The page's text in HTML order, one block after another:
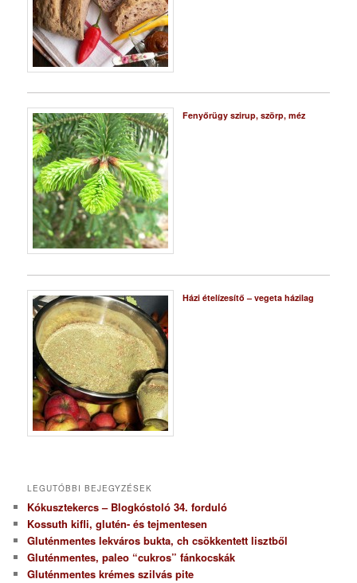
Fenyőrügy szirup, szörp, méz
Házi ételízesítő – vegeta házilag
LEGUTÓBBI BEJEGYZÉSEK
Kókusztekercs – Blogkóstoló 34. forduló
Kossuth kifli, glutén- és tejmentesen
Gluténmentes lekváros bukta, ch csökkentett lisztből
Gluténmentes, paleo “cukros” fánkocskák
Gluténmentes krémes szilvás pite